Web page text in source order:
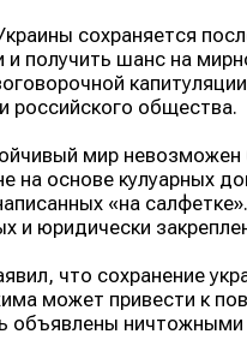
сохраняется
и получить шанс на
российского общества.
мир
на основе кулуарных
«на
и юридически
что сохранение
может привести к
объявлены